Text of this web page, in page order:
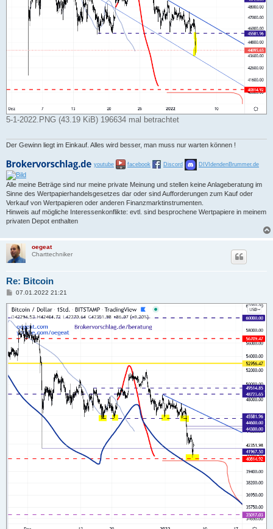
5-1-2022.PNG (43.19 KiB) 196634 mal betrachtet
Der Gewinn liegt im Einkauf. Alles wird besser, man muss nur warten können !
youtube facebook Discord DIVIdendenBrummer.de
Alle meine Beträge sind nur meine private Meinung und stellen keine Anlageberatung im
Sinne des Wertpapierhandelsgesetzes dar oder sind Aufforderungen zum Kauf oder
Verkauf von Wertpapieren oder anderen Finanzmarktinstrumenten.
Hinweis auf mögliche Interessenkonflikte: evtl. sind besprochene Wertpapiere in meinem
privaten Depot enthalten
oegeat
Charttechniker
Re: Bitcoin
B
i
t
r
a
07.01.2022 21:21